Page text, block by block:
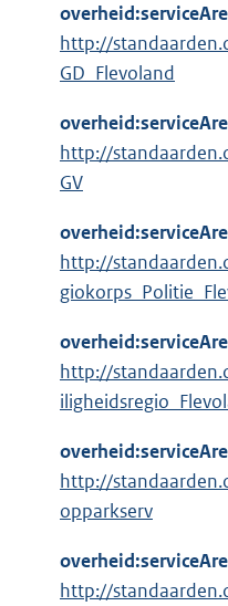
http://
GD_Flevoland
http://
GV
http://
http://
http://
opparkserv
http://